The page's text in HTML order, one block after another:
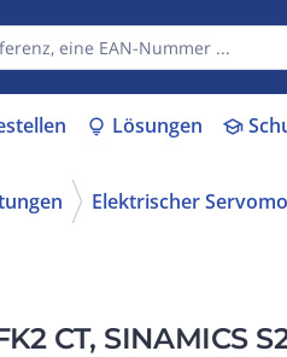
lightbulb Lösungen school
Elektrischer
CT, SINAMICS